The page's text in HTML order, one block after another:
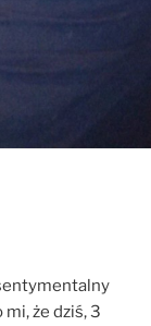
że dziś, 3